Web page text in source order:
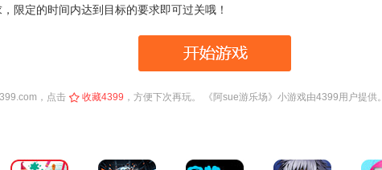
限定的时间内达到目标的要求即可过关哦！
，点击 收藏4399 ，方便下次再玩。 《阿sue游乐场》小游戏由4399用户提供。